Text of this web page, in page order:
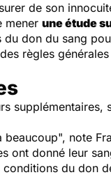
de son
mener une étude
don du sang
règles
supplémentaires,
note
ont donné leur
du don